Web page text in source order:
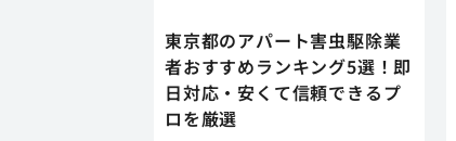
東京都のアパート害虫駆除業
者おすすめランキング5選！即
日対応・安くて信頼できるプ
ロを厳選